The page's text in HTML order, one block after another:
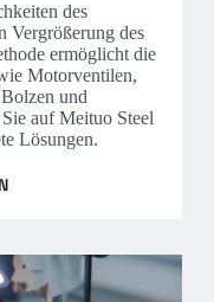
des
Vergrößerung des
ermöglicht die
Motorventilen,
und
auf Meituo Steel
Lösungen.